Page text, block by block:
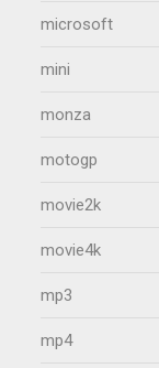
microsoft
mini
monza
motogp
movie2k
movie4k
mp3
mp4